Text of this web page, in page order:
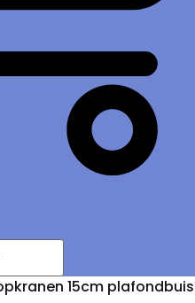
15cm plafondbuis